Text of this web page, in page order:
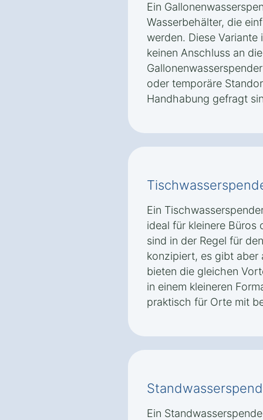
Ein
Wasserbehälter, die
werden. Diese
keinen Anschluss an
oder temporäre
Handhabung gefragt
Ein
ideal für kleinere Büros
sind in der Regel für
konzipiert, es gibt aber
bieten die gleichen
in einem kleineren
praktisch für Orte mit
Ein